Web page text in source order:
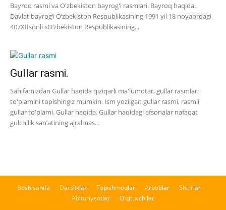
Bayroq rasmi va O'zbekiston bayrog'i rasmlari. Bayroq haqida.
Davlat bayrog‘i O‘zbekiston Respublikasining 1991 yil 18 noyabrdagi
407­XII­sonli «O‘zbekiston Respublikasining...
Gullar rasmi.
Sahifamizdan Gullar haqida qiziqarli ma'lumotar, gullar rasmlari
to'plamini topishingiz mumkin. Ism yozilgan gullar rasmi, rasmli
gullar to'plami. Gullar haqida. Gullar haqidagi afsonalar nafaqat
gulchilik san’atining ajralmas...
Bosh sahifa Darsliklar Topishmoqlar Arboblar
She’rlar
Abituriyentlar
O’qituvchilar